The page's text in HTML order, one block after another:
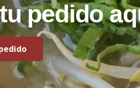
tu pedido